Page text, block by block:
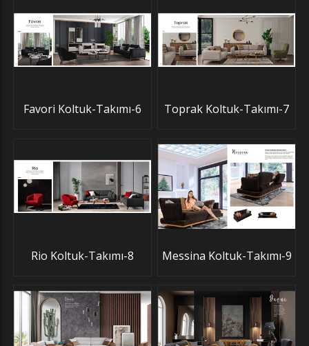
Favori Koltuk-Takımı-6 Toprak Koltuk-Takımı-7
Rio Koltuk-Takımı-8 Messina Koltuk-Takımı-9